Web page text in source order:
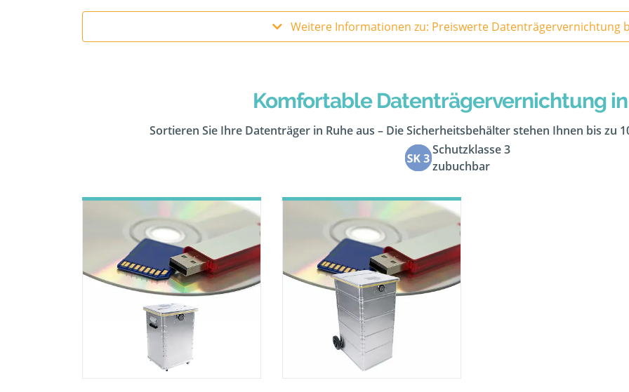
Komfortable Datenträgervernichtung
Sortieren Sie Ihre Datenträger in Ruhe aus – Die Sicherheitsbehälter stehen Ihnen bis zu
Schutzklasse 3
zubuchbar